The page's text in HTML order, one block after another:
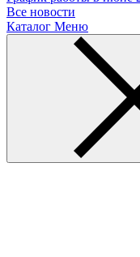
Все новости
Каталог Меню